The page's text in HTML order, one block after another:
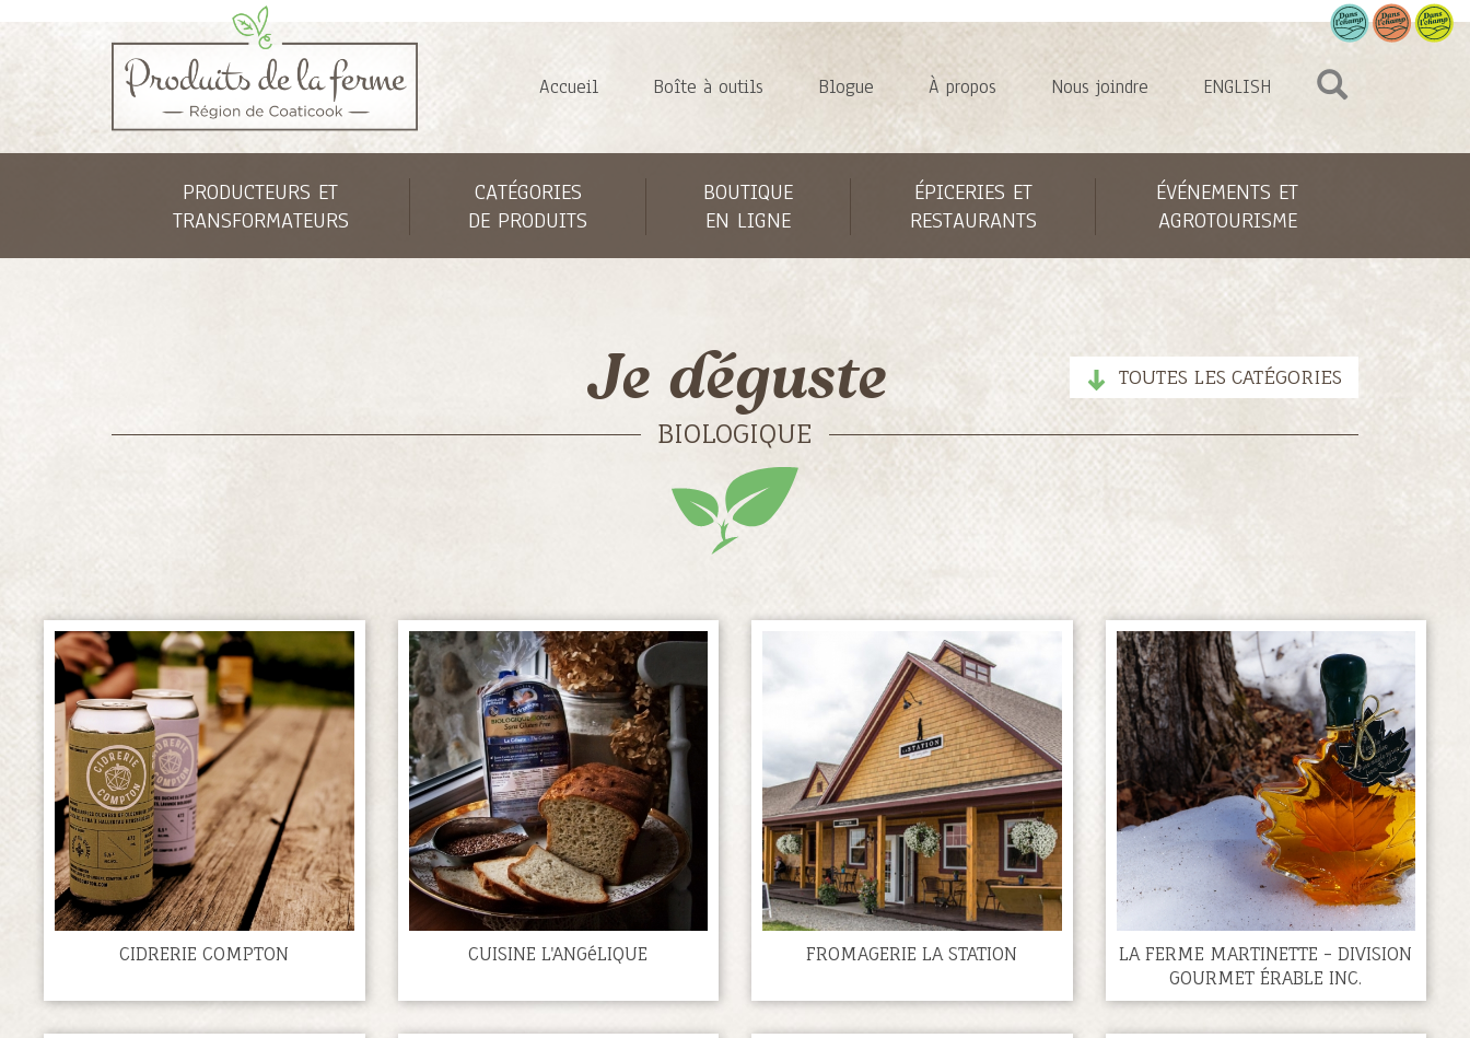
Accueil Boîte à outils Blogue À propos Nous joindre ENGLISH
PRODUCTEURS ET
TRANSFORMATEURS
CATÉGORIES
DE PRODUITS
BOUTIQUE
EN LIGNE
ÉPICERIES ET
RESTAURANTS
ÉVÉNEMENTS ET
AGROTOURISME
Je déguste
BIOLOGIQUE
TOUTES LES CATÉGORIES
CIDRERIE COMPTON CUISINE L'ANGéLIQUE FROMAGERIE LA STATION
LA FERME MARTINETTE - DIVISION
GOURMET ÉRABLE INC.